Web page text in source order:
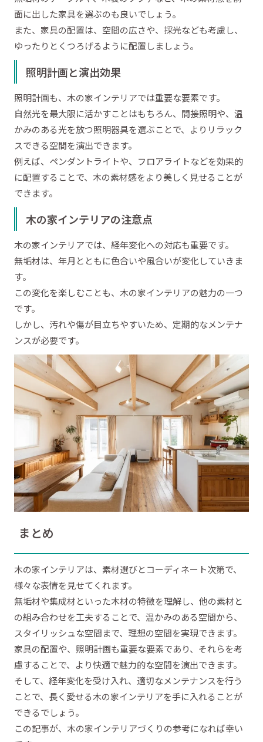
面に出した家具を選ぶのも良いでしょう。
また、家具の配置は、空間の広さや、採光なども考慮し、
ゆったりとくつろげるように配置しましょう。
照明計画と演出効果
照明計画も、木の家インテリアでは重要な要素です。
自然光を最大限に活かすことはもちろん、間接照明や、温
かみのある光を放つ照明器具を選ぶことで、よりリラック
スできる空間を演出できます。
例えば、ペンダントライトや、フロアライトなどを効果的
に配置することで、木の素材感をより美しく見せることが
できます。
木の家インテリアの注意点
木の家インテリアでは、経年変化への対応も重要です。
無垢材は、年月とともに色合いや風合いが変化していきま
す。
この変化を楽しむことも、木の家インテリアの魅力の一つ
です。
しかし、汚れや傷が目立ちやすいため、定期的なメンテナ
ンスが必要です。
まとめ
木の家インテリアは、素材選びとコーディネート次第で、
様々な表情を見せてくれます。
無垢材や集成材といった木材の特徴を理解し、他の素材と
の組み合わせを工夫することで、温かみのある空間から、
スタイリッシュな空間まで、理想の空間を実現できます。
家具の配置や、照明計画も重要な要素であり、それらを考
慮することで、より快適で魅力的な空間を演出できます。
そして、経年変化を受け入れ、適切なメンテナンスを行う
ことで、長く愛せる木の家インテリアを手に入れることが
できるでしょう。
この記事が、木の家インテリアづくりの参考になれば幸い